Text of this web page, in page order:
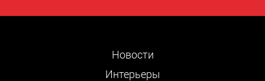
Новости
Интерьеры